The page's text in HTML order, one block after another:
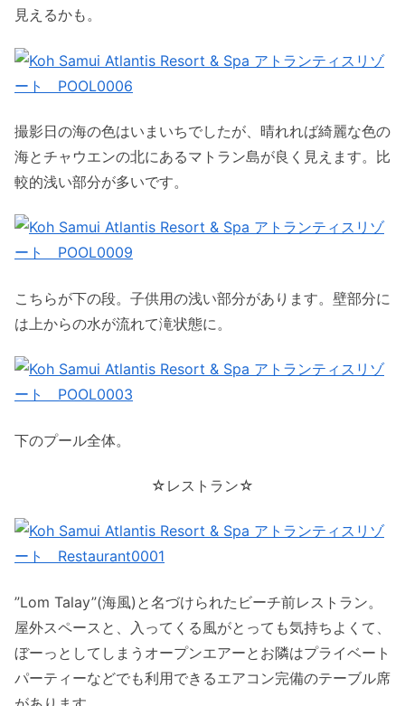
見えるかも。
撮影日の海の色はいまいちでしたが、晴れれば綺麗な色の
海とチャウエンの北にあるマトラン島が良く見えます。比
較的浅い部分が多いです。
こちらが下の段。子供用の浅い部分があります。壁部分に
は上からの水が流れて滝状態に。
下のプール全体。
☆レストラン☆
”Lom Talay”(海風)と名づけられたビーチ前レストラン。
屋外スペースと、入ってくる風がとっても気持ちよくて、
ぼーっとしてしまうオープンエアーとお隣はプライベート
パーティーなどでも利用できるエアコン完備のテーブル席